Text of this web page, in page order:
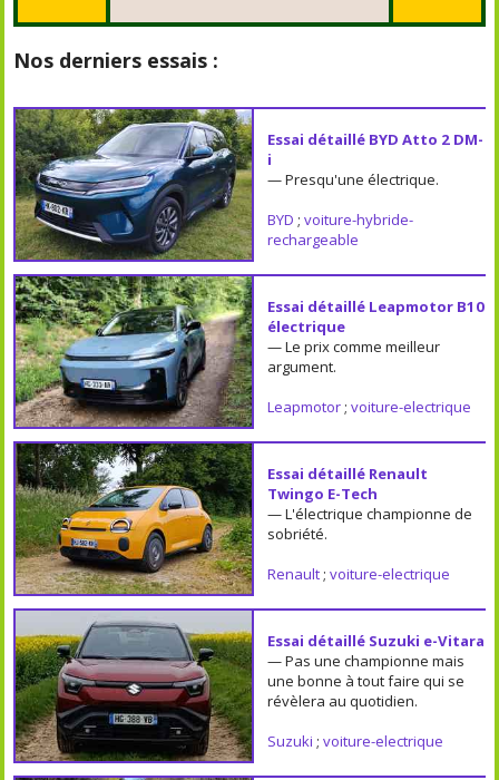
Nos derniers essais :
Essai détaillé BYD Atto 2 DM-
i
— Presqu'une électrique.
BYD ; voiture-hybride-
rechargeable
Essai détaillé Leapmotor B10
électrique
— Le prix comme meilleur
argument.
Leapmotor; voiture-electrique
Essai détaillé Renault
Twingo E-Tech
— L'électrique championne de
sobriété.
Renault; voiture-electrique
Essai détaillé Suzuki e-Vitara
— Pas une championne mais
une bonne à tout faire qui se
révèlera au quotidien.
Suzuki ; voiture-electrique